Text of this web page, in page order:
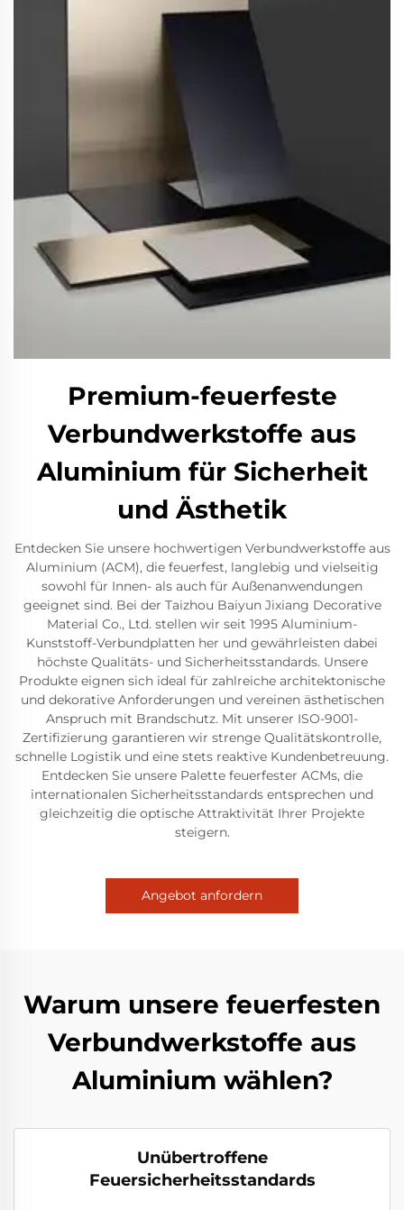
Premium-feuerfeste
Verbundwerkstoffe aus
Aluminium für Sicherheit
und Ästhetik
Entdecken Sie unsere hochwertigen Verbundwerkstoffe aus
Aluminium (ACM), die feuerfest, langlebig und vielseitig
sowohl für Innen- als auch für Außenanwendungen
geeignet sind. Bei der Taizhou Baiyun Jixiang Decorative
Material Co., Ltd. stellen wir seit 1995 Aluminium-
Kunststoff-Verbundplatten her und gewährleisten dabei
höchste Qualitäts- und Sicherheitsstandards. Unsere
Produkte eignen sich ideal für zahlreiche architektonische
und dekorative Anforderungen und vereinen ästhetischen
Anspruch mit Brandschutz. Mit unserer ISO-9001-
Zertifizierung garantieren wir strenge Qualitätskontrolle,
schnelle Logistik und eine stets reaktive Kundenbetreuung.
Entdecken Sie unsere Palette feuerfester ACMs, die
internationalen Sicherheitsstandards entsprechen und
gleichzeitig die optische Attraktivität Ihrer Projekte
steigern.
Angebot anfordern
Warum unsere feuerfesten
Verbundwerkstoffe aus
Aluminium wählen?
Unübertroffene
Feuersicherheitsstandards